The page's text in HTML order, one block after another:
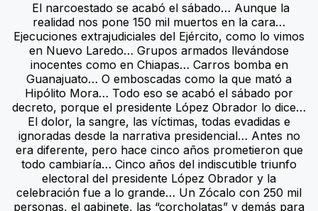
El narcoestado se acabó el sábado… Aunque la
realidad nos pone 150 mil muertos en la cara…
Ejecuciones extrajudiciales del Ejército, como lo vimos
en Nuevo Laredo… Grupos armados llevándose
inocentes como en Chiapas… Carros bomba en
Guanajuato… O emboscadas como la que mató a
Hipólito Mora… Todo eso se acabó el sábado por
decreto, porque el presidente López Obrador lo dice…
El dolor, la sangre, las víctimas, todas evadidas e
ignoradas desde la narrativa presidencial… Antes no
era diferente, pero hace cinco años prometieron que
todo cambiaría… Cinco años del indiscutible triunfo
electoral del presidente López Obrador y la
celebración fue a lo grande… Un Zócalo con 250 mil
personas, el gabinete, las “corcholatas” y demás para